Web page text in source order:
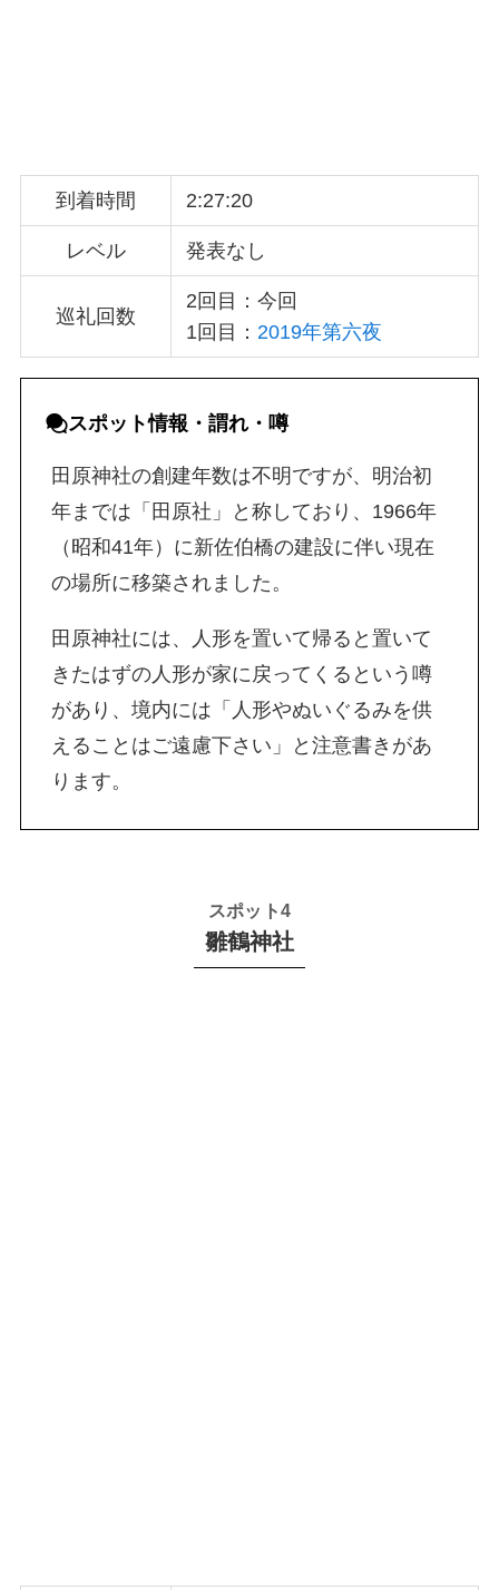
到着時間 2:27:20
レベル 発表なし
巡礼回数
2回目：今回
1回目： 2019年第六夜
スポット情報・謂れ・噂
田原神社の創建年数は不明ですが、明治初
年までは「田原社」と称しており、1966年
（昭和41年）に新佐伯橋の建設に伴い現在
の場所に移築されました。
田原神社には、人形を置いて帰ると置いて
きたはずの人形が家に戻ってくるという噂
があり、境内には「人形やぬいぐるみを供
えることはご遠慮下さい」と注意書きがあ
ります。
スポット4
雛鶴神社